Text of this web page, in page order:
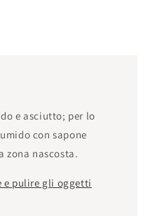
e asciutto; per lo
con sapone
zona nascosta.
e pulire gli oggetti